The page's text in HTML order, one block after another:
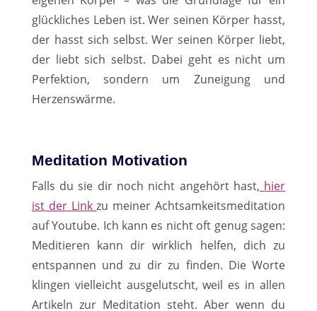
glückliches Leben ist. Wer seinen Körper hasst,
der hasst sich selbst. Wer seinen Körper liebt,
der liebt sich selbst. Dabei geht es nicht um
Perfektion, sondern um Zuneigung und
Herzenswärme.
Meditation Motivation
Falls du sie dir noch nicht angehört hast, hier
ist der Link zu meiner Achtsamkeitsmeditation
auf Youtube. Ich kann es nicht oft genug sagen:
Meditieren kann dir wirklich helfen, dich zu
entspannen und zu dir zu finden. Die Worte
klingen vielleicht ausgelutscht, weil es in allen
Artikeln zur Meditation steht. Aber wenn du